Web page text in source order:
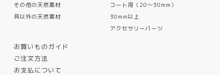
その他の天然素材
貝以外の天然素材
コート用（20〜30mm）
30mm以上
アクセサリーパーツ
お買いものガイド
ご注文方法
お支払について